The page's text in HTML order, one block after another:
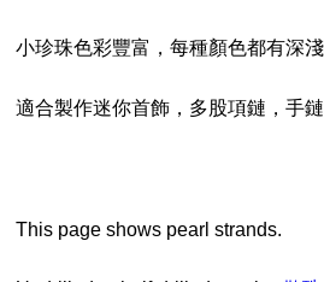
小珍珠色彩豐富，每種顏色都有深淺
適合製作迷你首飾，多股項鏈，手
This page shows pearl strands.